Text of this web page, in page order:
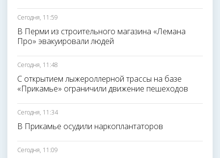
Сегодня, 11:59
В Перми из строительного магазина «Лемана
Про» эвакуировали людей
Сегодня, 11:48
С открытием лыжероллерной трассы на базе
«Прикамье» ограничили движение пешеходов
Сегодня, 11:34
В Прикамье осудили наркоплантаторов
Сегодня, 11:09